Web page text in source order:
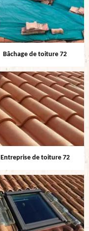
Bâchage de toiture 72
Entreprise de toiture 72